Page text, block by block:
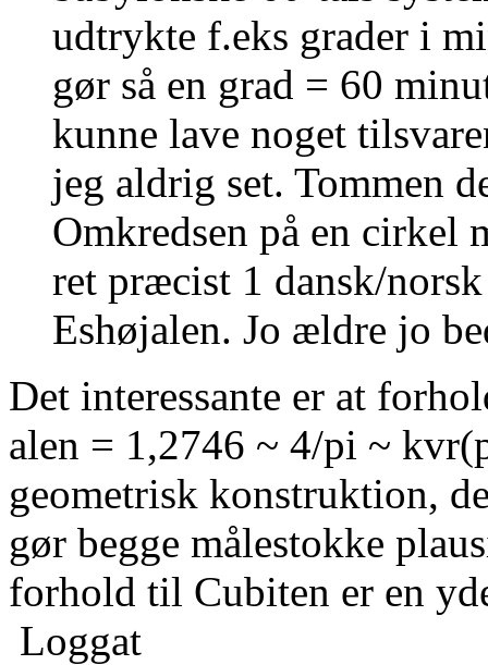
udtrykte f.eks grader i
gør så en grad = 60
kunne lave noget
jeg aldrig set. Tommen
Omkredsen på en cirkel
ret præcist 1 dansk/
Eshøjalen. Jo ældre jo
Det interessante er at
alen = 1,2746 ~ 4/pi ~
geometrisk konstruktion,
gør begge målestokke
forhold til Cubiten er en
Loggat